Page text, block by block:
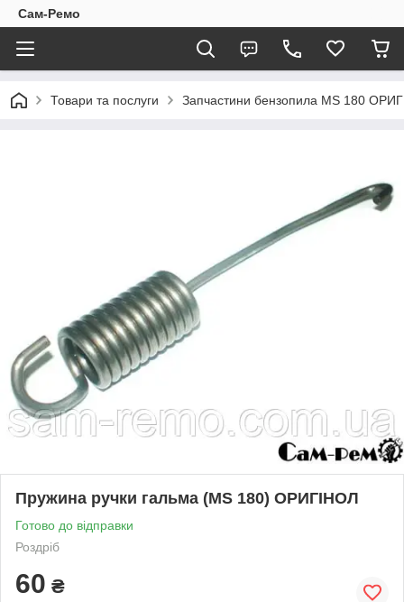
Сам-Ремо
Товари та послуги Запчастини бензопила МS 180
Пружина ручки гальма (MS 180) ОРИГІНОЛ
Готово до відправки
Роздріб
60 ₴